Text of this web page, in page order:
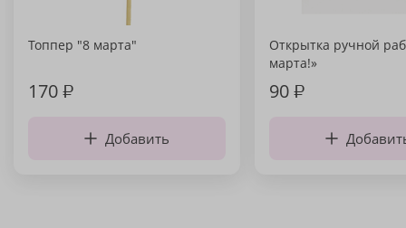
Топпер "8 марта"
170₽
Добавить
Открытка ручной
марта!»
90₽